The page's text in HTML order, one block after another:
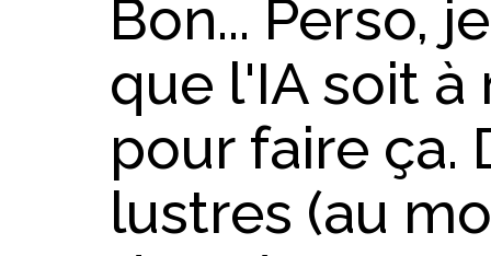
Bon... Perso,
que l'IA soit
pour faire ça.
lustres (au